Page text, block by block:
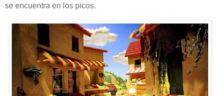
se encuentra en los picos.